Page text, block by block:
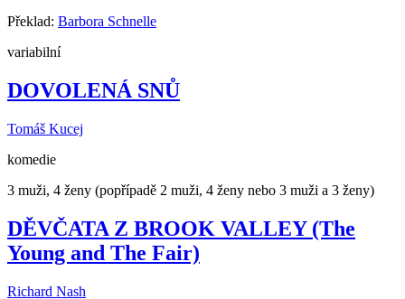
Překlad: Barbora Schnelle
variabilní
DOVOLENÁ SNŮ
Tomáš Kucej
komedie
3 muži, 4 ženy (popřípadě 2 muži, 4 ženy nebo 3 muži a 3 ženy)
DĚVČATA Z BROOK VALLEY (The
Young and The Fair)
Richard Nash